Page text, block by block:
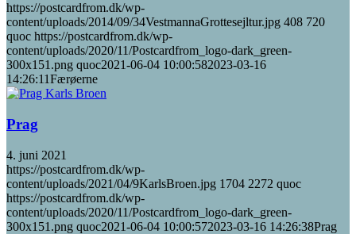
https://postcardfrom.dk/wp-
content/uploads/2014/09/34VestmannaGrottesejltur.jpg 408 720
quoc https://postcardfrom.dk/wp-
content/uploads/2020/11/Postcardfrom_logo-dark_green-
300x151.png quoc2021-06-04 10:00:582023-03-16
14:26:11Færøerne
Prag
4. juni 2021
https://postcardfrom.dk/wp-
content/uploads/2021/04/9KarlsBroen.jpg 1704 2272 quoc
https://postcardfrom.dk/wp-
content/uploads/2020/11/Postcardfrom_logo-dark_green-
300x151.png quoc2021-06-04 10:00:572023-03-16 14:26:38Prag